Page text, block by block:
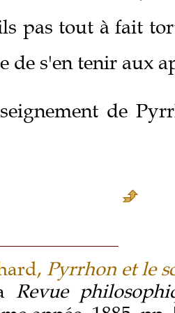
pas tout à fait
de s'en tenir aux
de
Pyrrhon et le
Revue